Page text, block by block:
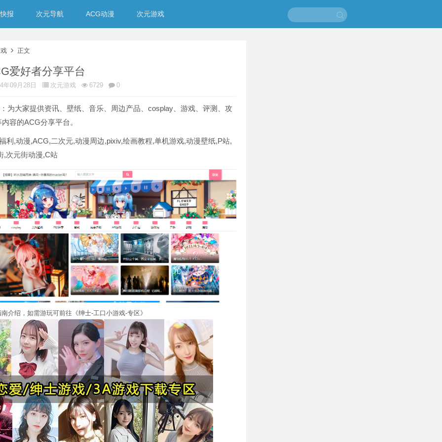
报 次元导航 ACG动漫 次元游戏
正文
爱好者分享平台
年09月28日 次元游戏 6729 0
为大家提供资讯、壁纸、音乐、周边产品、cosplay、游戏、评测、攻
容的ACG分享平台。
利,动漫,ACG,二次元,动漫周边,pixiv,绘画教程,单机游戏,动漫壁纸,P站,
,次元街动漫,C站
介绍，如需游玩可前往《绅士-工口小游戏-专区》